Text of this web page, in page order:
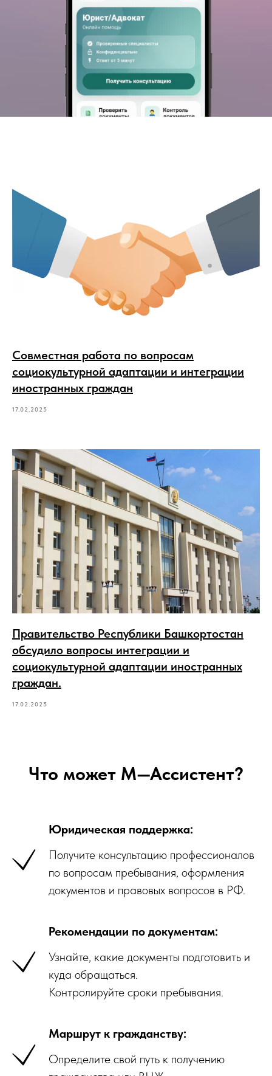
Совместная работа по вопросам
социокультурной адаптации и интеграции
иностранных граждан
17.02.2025
Правительство Республики Башкортостан
обсудило вопросы интеграции и
социокультурной адаптации иностранных
граждан.
17.02.2025
Что может М—Ассистент?
Юридическая поддержка:
Получите консультацию профессионалов
по вопросам пребывания, оформления
документов и правовых вопросов в РФ.
Рекомендации по документам:
Узнайте, какие документы подготовить и
куда обращаться.
Контролируйте сроки пребывания.
Маршрут к гражданству:
Определите свой путь к получению